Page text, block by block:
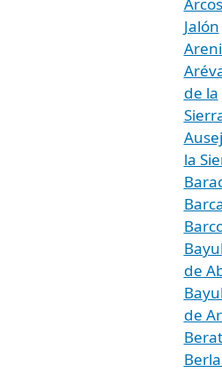
Jalón
de la
la
de
de